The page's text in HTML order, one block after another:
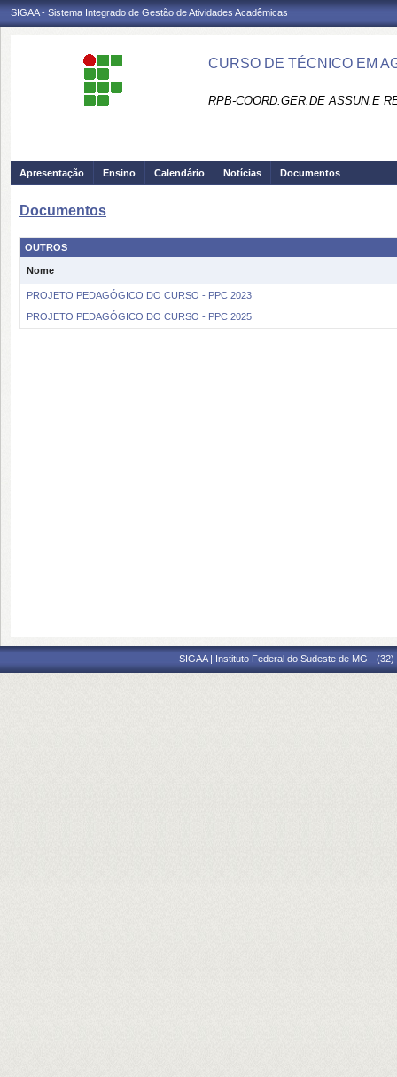
SIGAA - Sistema Integrado de Gestão de Atividades Acadêmicas
CURSO DE TÉCNICO EM
RPB-COORD.GER.DE ASSUN.E
Apresentação Ensino Calendário Notícias Documentos
Documentos
OUTROS
Nome
PROJETO PEDAGÓGICO DO CURSO - PPC 2023
PROJETO PEDAGÓGICO DO CURSO - PPC 2025
SIGAA | Instituto Federal do Sudeste de MG -